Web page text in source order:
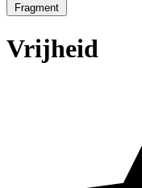
Fragment
Vrijheid